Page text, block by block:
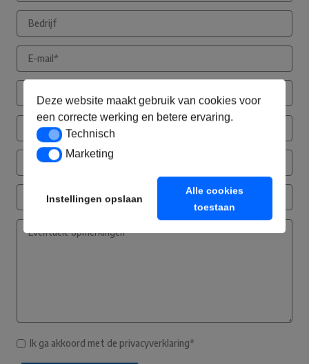
Deze website maakt gebruik van cookies voor
een correcte werking en betere ervaring.
TechnischTechnisch
MarketingMarketing
Instellingen opslaan
Alle cookies
toestaan
Ik ga akkoord met de privacyverklaring*